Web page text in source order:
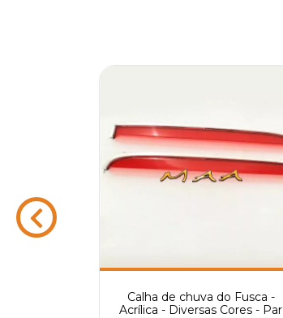
Calha de chuva do Fusca -
Acrílica - Diversas Cores - Par